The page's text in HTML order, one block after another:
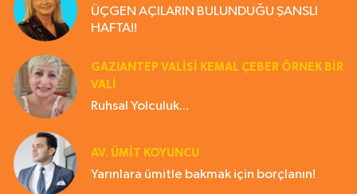
ÜÇGEN AÇILARIN BULUNDUĞU ŞANSLI
HAFTA!!
GAZIANTEP VALISI KEMAL ÇEBER ÖRNEK BİR
VALİ
Ruhsal Yolculuk...
AV. ÜMIT KOYUNCU
Yarınlara ümitle bakmak için borçlanın!